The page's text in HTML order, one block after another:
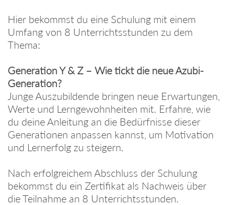
Hier bekommst du eine Schulung mit einem
Umfang von 8 Unterrichtsstunden zu dem
Thema:
Generation Y & Z – Wie tickt die neue Azubi-
Generation?
Junge Auszubildende bringen neue Erwartungen,
Werte und Lerngewohnheiten mit. Erfahre, wie
du deine Anleitung an die Bedürfnisse dieser
Generationen anpassen kannst, um Motivation
und Lernerfolg zu steigern.
Nach erfolgreichem Abschluss der Schulung
bekommst du ein Zertifikat als Nachweis über
die Teilnahme an 8 Unterrichtsstunden.